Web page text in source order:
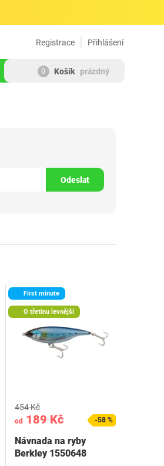
Přihlášení
Registrace
0 Košík prázdný
Odeslat
First minute
O třetinu levnější
od 189 Kč
454 Kč
-58 %
Návnada na ryby
Berkley 1550648